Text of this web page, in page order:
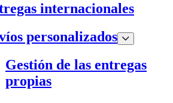
internacionales
personalizados
Gestión de las entregas
propias